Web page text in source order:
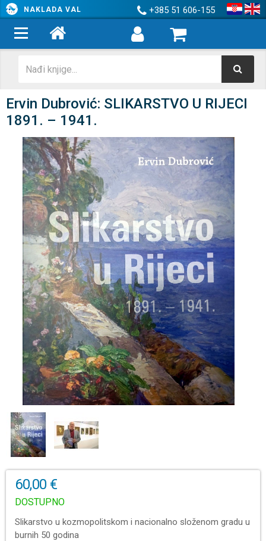
NAKLADA VAL +385 51 606-155
Ervin Dubrović: SLIKARSTVO U RIJECI
1891. – 1941.
60,00 €
DOSTUPNO
Slikarstvo u kozmopolitskom i nacionalno složenom gradu u
burnih 50 godina